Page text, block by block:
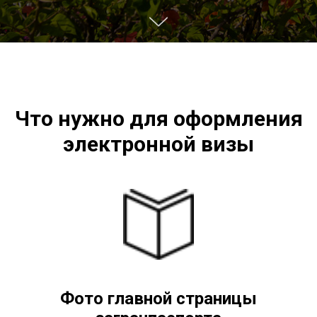
Что нужно для оформления
электронной визы
Фото главной страницы